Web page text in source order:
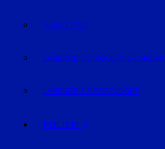
DINGOLFING
LANDKREIS DINGOLFING-LANDAU
LANDKREIS DEGGENDORF
POLIZEI